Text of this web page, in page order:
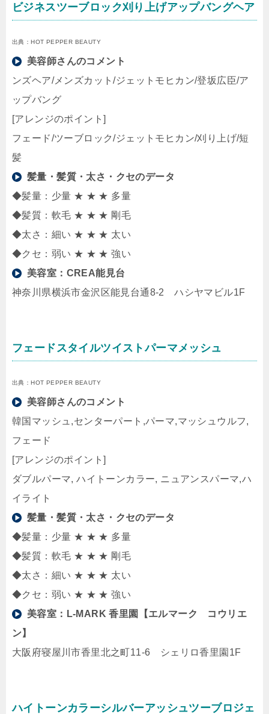
ビジネスツーブロック刈り上げアップバングヘア
出典：HOT PEPPER BEAUTY
美容師さんのコメント
ンズヘア/メンズカット/ジェットモヒカン/登坂広臣/ア
ップバング
[アレンジのポイント]
フェード/ツーブロック/ジェットモヒカン/刈り上げ/短
髪
髪量・髪質・太さ・クセのデータ
◆髪量：少量 ★ ★ ★ 多量
◆髪質：軟毛 ★ ★ ★ 剛毛
◆太さ：細い ★ ★ ★ 太い
◆クセ：弱い ★ ★ ★ 強い
美容室： CREA能見台
神奈川県横浜市金沢区能見台通8-2 ハシヤマビル1F
フェードスタイルツイストパーマメッシュ
出典：HOT PEPPER BEAUTY
美容師さんのコメント
韓国マッシュ,センターパート,パーマ,マッシュウルフ,
フェード
[アレンジのポイント]
ダブルパーマ, ハイトーンカラー, ニュアンスパーマ,ハ
イライト
髪量・髪質・太さ・クセのデータ
◆髪量：少量 ★ ★ ★ 多量
◆髪質：軟毛 ★ ★ ★ 剛毛
◆太さ：細い ★ ★ ★ 太い
◆クセ：弱い ★ ★ ★ 強い
美容室： L-MARK 香里園【エルマーク コウリエ
ン】
大阪府寝屋川市香里北之町11-6 シェリロ香里園1F
ハイトーンカラーシルバーアッシュツーブロジェ